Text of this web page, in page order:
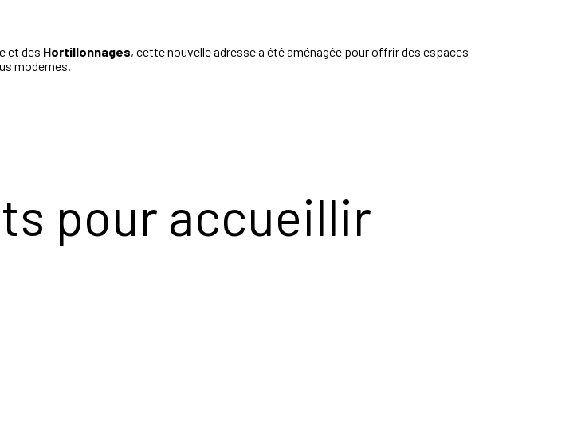
et des Hortillonnages, cette nouvelle adresse a été aménagée pour offrir des espaces
modernes.
pour accueillir